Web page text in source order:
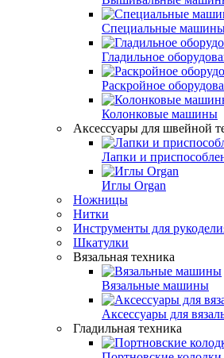
Специальные
Гладильное
Раскройное
Колонковые машины
Аксессуары для швейной
Лапки и
Иглы Organ
Ножницы
Нитки
Инструменты для
Шкатулки
Вязальная техника
Вязальные машины
Аксессуары для
Гладильная техника